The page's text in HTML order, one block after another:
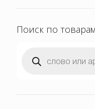
Поиск по товарам
товаров